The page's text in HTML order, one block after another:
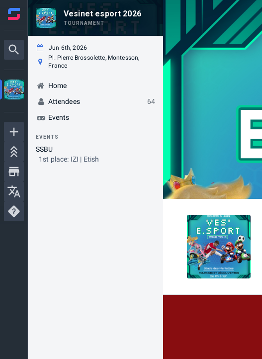
Vesinet esport 2026
TOURNAMENT
Jun 6th, 2026
Pl. Pierre Brossolette, Montesson,
France
Home
Attendees
64
Events
EVENTS
SSBU
1st place: IZI | Etish